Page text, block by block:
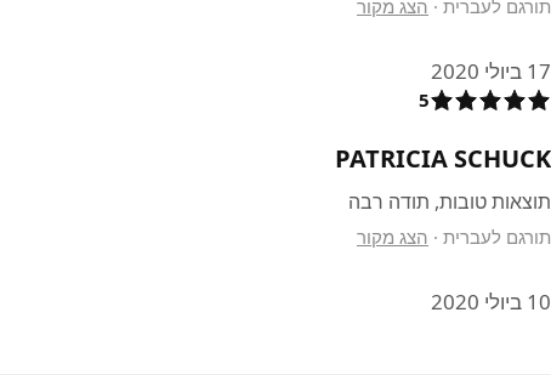
תורגם לעברית · הצג מקור
17 ביולי 2020
5
PATRICIA SCHUCK
תוצאות טובות, תודה רבה
תורגם לעברית · הצג מקור
10 ביולי 2020